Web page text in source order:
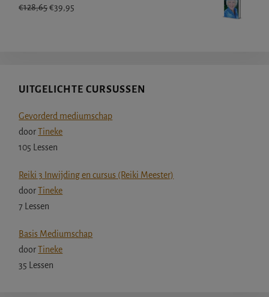
€128,65Oorspronkelijke
€39,95
UITGELICHTE CURSUSSEN
Gevorderd mediumschap
doorTineke
105 Lessen
Reiki 3 Inwijding en cursus (Reiki Meester)
doorTineke
7 Lessen
Basis Mediumschap
doorTineke
35 Lessen